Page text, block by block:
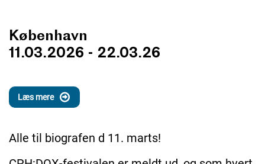
København
11.03.2026 - 22.03.26
Læs mere
Alle til biografen d 11. marts!